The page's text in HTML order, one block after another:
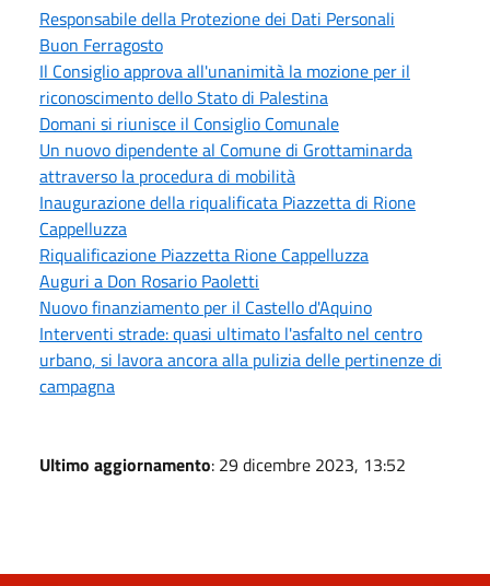
Responsabile della Protezione dei Dati Personali
Buon Ferragosto
Il Consiglio approva all'unanimità la mozione per il
riconoscimento dello Stato di Palestina
Domani si riunisce il Consiglio Comunale
Un nuovo dipendente al Comune di Grottaminarda
attraverso la procedura di mobilità
Inaugurazione della riqualificata Piazzetta di Rione
Cappelluzza
Riqualificazione Piazzetta Rione Cappelluzza
Auguri a Don Rosario Paoletti
Nuovo finanziamento per il Castello d'Aquino
Interventi strade: quasi ultimato l'asfalto nel centro
urbano, si lavora ancora alla pulizia delle pertinenze di
campagna
Ultimo aggiornamento: 29 dicembre 2023, 13:52